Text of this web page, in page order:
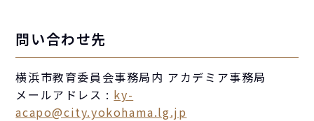
問い合わせ先
横浜市教育委員会事務局内 アカデミア事務局
メールアドレス : ky-
acapo@city.yokohama.lg.jp